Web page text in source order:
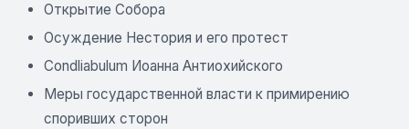
Открытие Собора
Осуждение Нестория и его протест
Condliabulum Иоанна Антиохийского
Меры государственной власти к примирению
споривших сторон